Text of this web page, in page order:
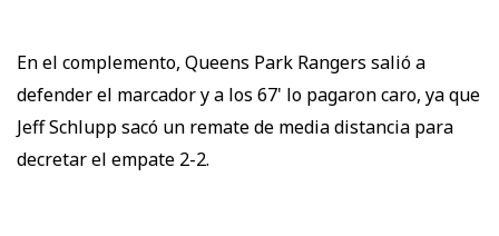
En el complemento, Queens Park Rangers salió a
defender el marcador y a los 67' lo pagaron caro, ya que
Jeff Schlupp sacó un remate de media distancia para
decretar el empate 2-2.